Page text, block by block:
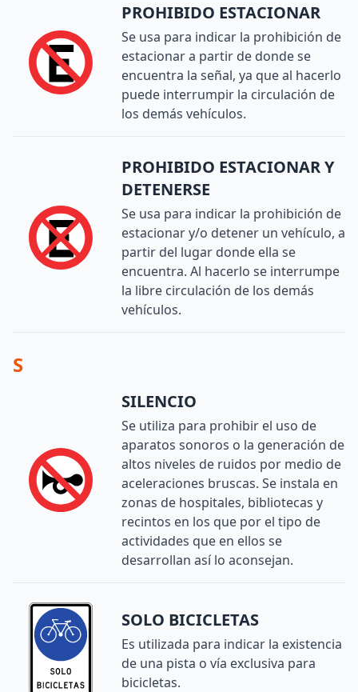
PROHIBIDO ESTACIONAR
Se usa para indicar la prohibición de
estacionar a partir de donde se
encuentra la señal, ya que al hacerlo
puede interrumpir la circulación de
los demás vehículos.
PROHIBIDO ESTACIONAR Y
DETENERSE
Se usa para indicar la prohibición de
estacionar y/o detener un vehículo, a
partir del lugar donde ella se
encuentra. Al hacerlo se interrumpe
la libre circulación de los demás
vehículos.
S
SILENCIO
Se utiliza para prohibir el uso de
aparatos sonoros o la generación de
altos niveles de ruidos por medio de
aceleraciones bruscas. Se instala en
zonas de hospitales, bibliotecas y
recintos en los que por el tipo de
actividades que en ellos se
desarrollan así lo aconsejan.
SOLO BICICLETAS
Es utilizada para indicar la existencia
de una pista o vía exclusiva para
bicicletas.